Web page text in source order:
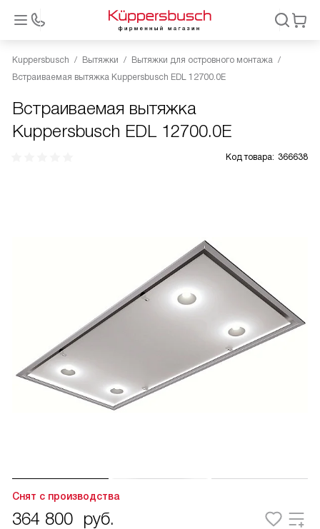
Kuppersbusch Вытяжки
Вытяжки для островного монтажа
Встраиваемая вытяжка Kuppersbusch EDL 12700.0E
Встраиваемая вытяжка
Kuppersbusch EDL 12700.0E
Код товара: 366638
Снят с производства
364 800 руб.